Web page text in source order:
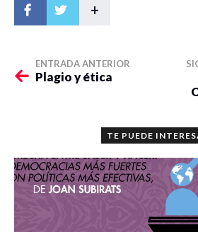
+
ENTRADA ANTERIOR
Plagio y ética
TE PUEDE